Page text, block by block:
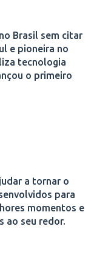
Brasil sem citar
e pioneira no
tecnologia
o primeiro
a tornar o
para
momentos e
ao seu redor.